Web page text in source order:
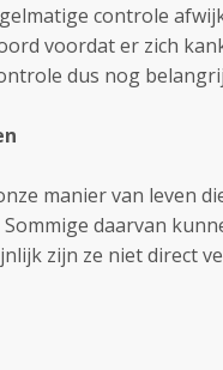
controle
voordat er zich
dus nog
manier van leven
daarvan
zijn ze niet direct